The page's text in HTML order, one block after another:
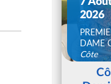
2026
DAME
Côte
d'Ivoire